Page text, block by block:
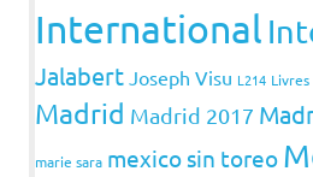
International
Jalabert Joseph Visu L214 Livres
Madrid Madrid 2017
marie sara mexico sin toreo